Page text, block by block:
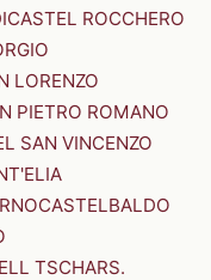
CASTEL ROCCHERO
LORENZO
PIETRO ROMANO
SAN VINCENZO
CASTELBALDO
TSCHARS.